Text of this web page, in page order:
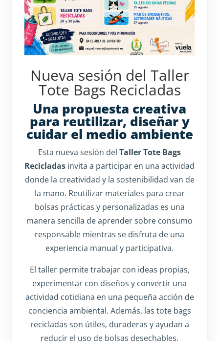
Nueva sesión del Taller
Tote Bags Recicladas
Una propuesta creativa
para reutilizar, diseñar y
cuidar el medio ambiente
Esta nueva sesión del Taller Tote Bags
Recicladas invita a participar en una actividad
donde la creatividad y la sostenibilidad van de
la mano. Reutilizar materiales para crear
bolsas prácticas y personalizadas es una
manera sencilla de aprender sobre consumo
responsable mientras se disfruta de una
experiencia manual y participativa.
El taller permite trabajar con ideas propias,
experimentar con diseños y convertir una
actividad cotidiana en una pequeña acción de
conciencia ambiental. Además, las tote bags
recicladas son útiles, duraderas y ayudan a
reducir el uso de bolsas desechables.